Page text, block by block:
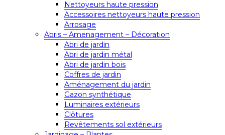
Nettoyeurs haute pression
Accessoires nettoyeurs haute pression
Arrosage
Abris – Amenagement – Décoration
Abri de jardin
Abri de jardin métal
Abri de jardin bois
Coffres de jardin
Aménagement du jardin
Gazon synthétique
Luminaires extérieurs
Clôtures
Revêtements sol extérieurs